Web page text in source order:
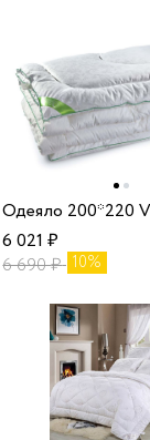
6 021₽
6 690₽ 10%